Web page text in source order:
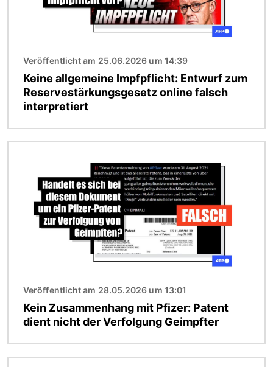
Veröffentlicht am 25.06.2026 um 14:39
Keine allgemeine Impfpflicht: Entwurf zum
Reservestärkungsgesetz online falsch
interpretiert
Veröffentlicht am 28.05.2026 um 13:01
Kein Zusammenhang mit Pfizer: Patent
dient nicht der Verfolgung Geimpfter